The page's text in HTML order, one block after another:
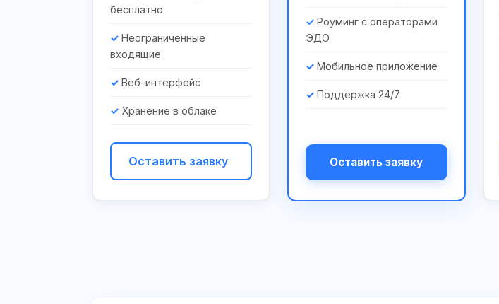
бесплатно
Неограниченные
входящие
Веб-интерфейс
Хранение в облаке
Оставить заявку
Роуминг с операторами
ЭДО
Мобильное приложение
Поддержка 24/7
Оставить заявку